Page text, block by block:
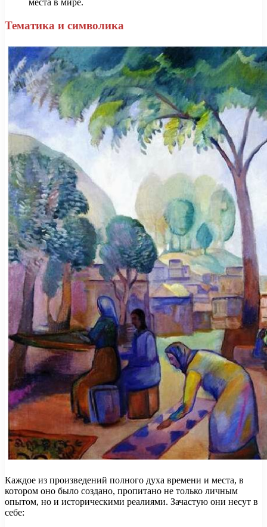
места в мире.
Тематика и символика
Каждое из произведений полного духа времени и места, в
котором оно было создано, пропитано не только личным
опытом, но и историческими реалиями. Зачастую они несут в
себе: